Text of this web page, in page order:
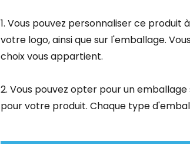
1. Vous pouvez personnaliser ce
votre logo, ainsi que sur l'emballage.
choix vous appartient.
2. Vous pouvez opter pour un
pour votre produit. Chaque type